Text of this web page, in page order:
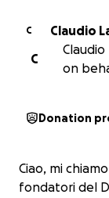
C
C
on
Donation
Ciao, mi
fondatori del